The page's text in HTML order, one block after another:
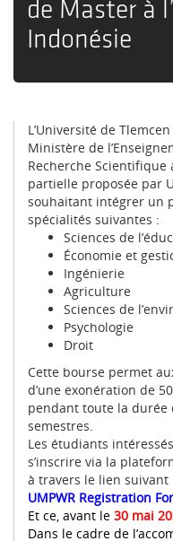
de Master à
Indonésie
L’Université de
Ministère de
Recherche
partielle proposée par
souhaitant intégrer un
spécialités suivantes :
Sciences de
Économie et
Ingénierie
Agriculture
Sciences de
Psychologie
Droit
Cette bourse permet
d’une exonération de
pendant toute la durée
semestres.
Les étudiants
s’inscrire via la
à travers le lien suivant
UMPWR Registration
Et ce, avant le 30 mai
Dans le cadre de